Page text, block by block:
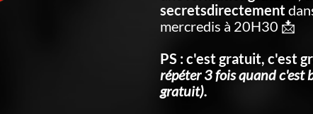
secretsdirectement
mercredis à 20H30 📩
PS : c'est gratuit, c'est
répéter 3 fois quand c'est
gratuit).